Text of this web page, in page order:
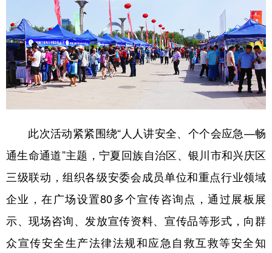
此次活动紧紧围绕“人人讲安全、个个会应急—畅
通生命通道”主题，宁夏回族自治区、银川市和兴庆区
三级联动，组织各级安委会成员单位和重点行业领域
企业，在广场设置80多个宣传咨询点，通过展板展
示、现场咨询、发放宣传资料、宣传品等形式，向群
众宣传安全生产法律法规和应急自救互救等安全知